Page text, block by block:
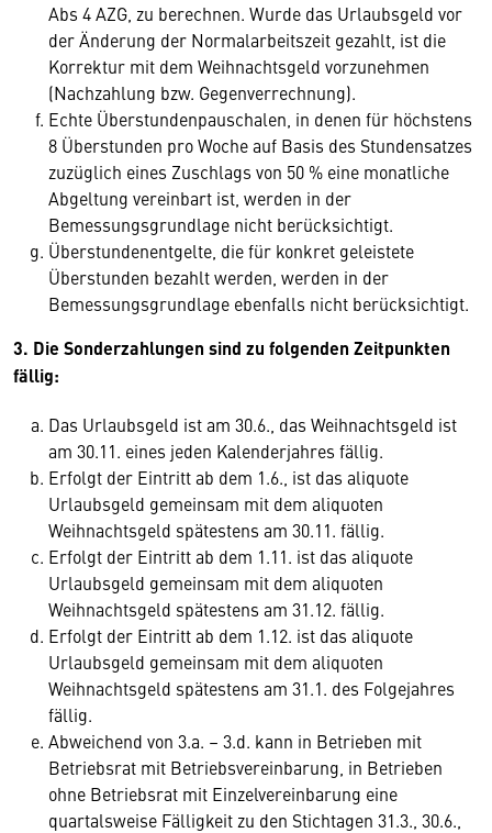
Abs 4 AZG, zu berechnen. Wurde das Urlaubsgeld vor
der Änderung der Normalarbeitszeit gezahlt, ist die
Korrektur mit dem Weihnachtsgeld vorzunehmen
(Nachzahlung bzw. Gegenverrechnung).
Echte Überstundenpauschalen, in denen für höchstens
8 Überstunden pro Woche auf Basis des Stundensatzes
zuzüglich eines Zuschlags von 50 % eine monatliche
Abgeltung vereinbart ist, werden in der
Bemessungsgrundlage nicht berücksichtigt.
Überstundenentgelte, die für konkret geleistete
Überstunden bezahlt werden, werden in der
Bemessungsgrundlage ebenfalls nicht berücksichtigt.
3. Die Sonderzahlungen sind zu folgenden Zeitpunkten
fällig:
Das Urlaubsgeld ist am 30.6., das Weihnachtsgeld ist
am 30.11. eines jeden Kalenderjahres fällig.
Erfolgt der Eintritt ab dem 1.6., ist das aliquote
Urlaubsgeld gemeinsam mit dem aliquoten
Weihnachtsgeld spätestens am 30.11. fällig.
Erfolgt der Eintritt ab dem 1.11. ist das aliquote
Urlaubsgeld gemeinsam mit dem aliquoten
Weihnachtsgeld spätestens am 31.12. fällig.
Erfolgt der Eintritt ab dem 1.12. ist das aliquote
Urlaubsgeld gemeinsam mit dem aliquoten
Weihnachtsgeld spätestens am 31.1. des Folgejahres
fällig.
Abweichend von 3.a. – 3.d. kann in Betrieben mit
Betriebsrat mit Betriebsvereinbarung, in Betrieben
ohne Betriebsrat mit Einzelvereinbarung eine
quartalsweise Fälligkeit zu den Stichtagen 31.3., 30.6.,